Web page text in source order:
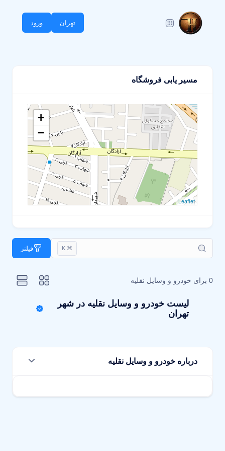
تهران ورود
مسیر یابی فروشگاه
+
−
Leaflet
⌘ K فیلتر
0 برای خودرو و وسایل نقلیه
لیست خودرو و وسایل نقلیه در شهر
تهران
درباره خودرو و وسایل نقلیه